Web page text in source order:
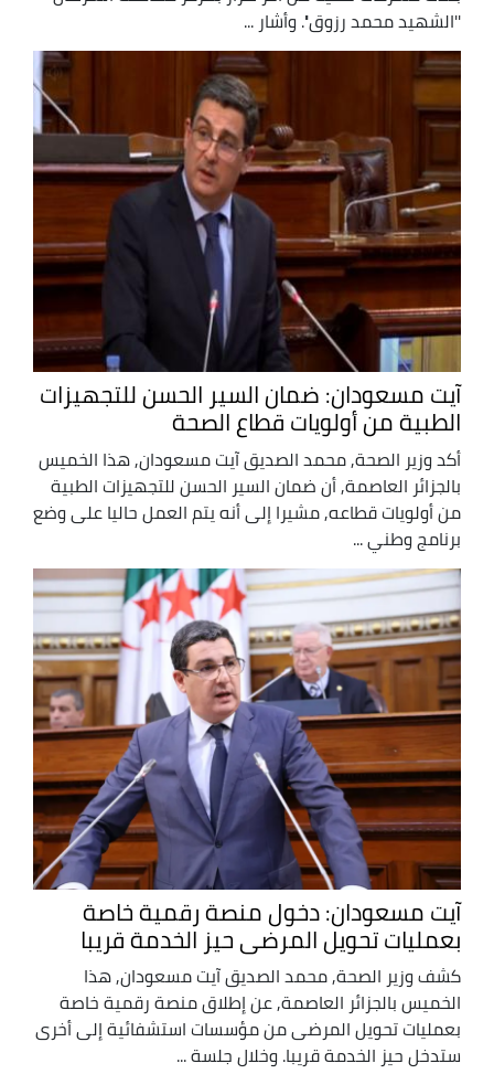
''الشهيد محمد رزوق''. وأشار ...
آيت مسعودان: ضمان السير الحسن للتجهيزات
الطبية من أولويات قطاع الصحة
أكد وزير الصحة, محمد الصديق آيت مسعودان, هذا الخميس
بالجزائر العاصمة, أن ضمان السير الحسن للتجهيزات الطبية
من أولويات قطاعه, مشيرا إلى أنه يتم العمل حاليا على وضع
برنامج وطني ...
آيت مسعودان: دخول منصة رقمية خاصة
بعمليات تحويل المرضى حيز الخدمة قريبا
كشف وزير الصحة, محمد الصديق آيت مسعودان, هذا
الخميس بالجزائر العاصمة, عن إطلاق منصة رقمية خاصة
بعمليات تحويل المرضى من مؤسسات استشفائية إلى أخرى
ستدخل حيز الخدمة قريبا. وخلال جلسة ...